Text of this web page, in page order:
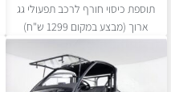
תוספת כיסוי חורף לרכב תפעולי גג
ארוך (מבצע במקום 1299 ש"ח)